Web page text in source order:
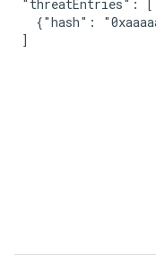
"threatEntries": [
{"hash":
]